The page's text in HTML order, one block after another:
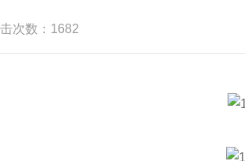
次数：1682